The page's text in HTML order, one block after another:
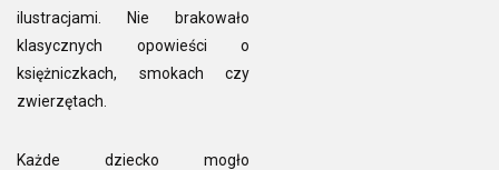
ilustracjami. Nie brakowało
klasycznych opowieści o
księżniczkach, smokach czy
zwierzętach.
Każde dziecko mogło